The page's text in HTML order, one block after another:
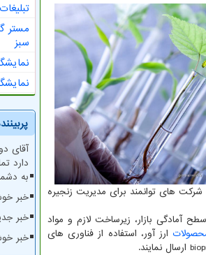
شرکت های توانمند برای مدیریت زنجیره
آمادگی فناوری و سطح آمادگی بازار، زیرساخت لازم و مواد
ارز آور، استفاده از فناوری های
مستر
سبز
آقای
دارد
به
خبر
خبر
خبر